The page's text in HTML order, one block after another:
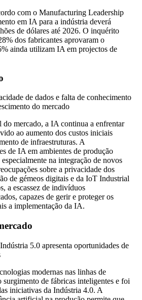
com o Manufacturing Leadership
em IA para a indústria deverá
de dólares até 2026. O inquérito
dos fabricantes aprovaram o
ainda utilizam IA em projectos de
de dados e falta de conhecimento
do mercado
do mercado, a IA continua a enfrentar
ao aumento dos custos iniciais
de infraestruturas. A
de IA em ambientes de produção
na integração de novos
sobre a privacidade dos
de gémeos digitais e da IoT Industrial
a escassez de indivíduos
capazes de gerir e proteger os
a implementação da IA.
5.0 apresenta oportunidades de
modernas nas linhas de
de fábricas inteligentes e foi
iniciativas da Indústria 4.0. A